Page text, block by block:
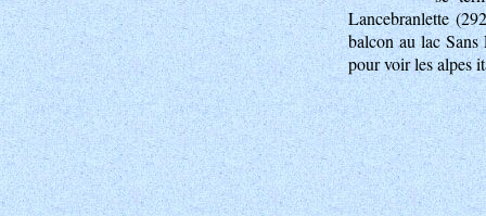
Lancebranlette
balcon au lac
pour voir les alpes